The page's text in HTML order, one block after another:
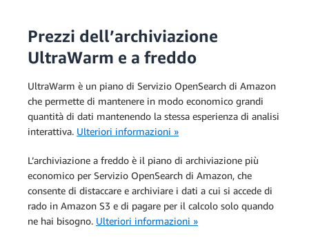
Prezzi dell’archiviazione
UltraWarm e a freddo
UltraWarm è un piano di Servizio OpenSearch di Amazon
che permette di mantenere in modo economico grandi
quantità di dati mantenendo la stessa esperienza di analisi
interattiva. Ulteriori informazioni »
L’archiviazione a freddo è il piano di archiviazione più
economico per Servizio OpenSearch di Amazon, che
consente di distaccare e archiviare i dati a cui si accede di
rado in Amazon S3 e di pagare per il calcolo solo quando
ne hai bisogno. Ulteriori informazioni »